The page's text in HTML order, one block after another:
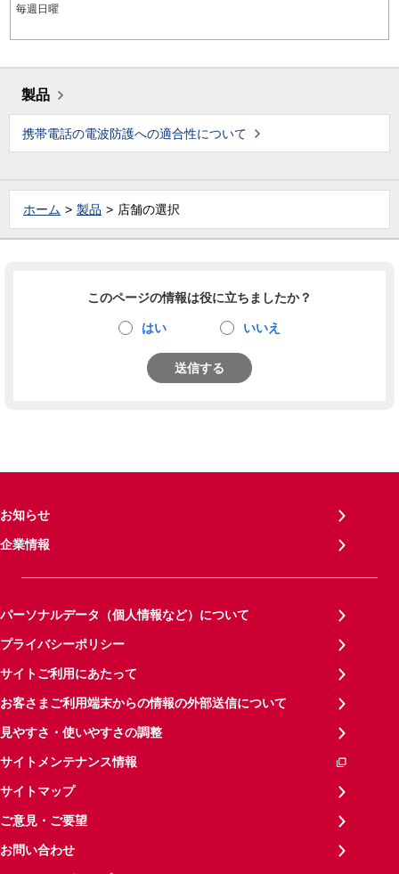
毎週日曜
製品
携帯電話の電波防護への適合性について
ホーム 製品 店舗の選択
このページの情報は役に立ちましたか？
はい いいえ
送信する
お知らせ
企業情報
パーソナルデータ（個人情報など）について
プライバシーポリシー
サイトご利用にあたって
お客さまご利用端末からの情報の外部送信について
見やすさ・使いやすさの調整
サイトメンテナンス情報
サイトマップ
ご意見・ご要望
お問い合わせ